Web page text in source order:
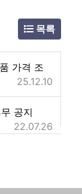
목록
가격 조
25.12.10
공지
22.07.26